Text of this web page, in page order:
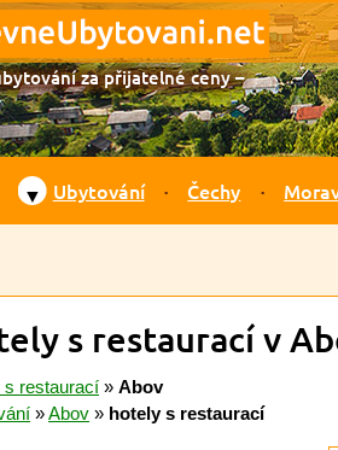
za přijatelné ceny –
▼ Ubytování Čechy
s restaurací v
s restaurací » Abov
»Abov » hotely s restaurací